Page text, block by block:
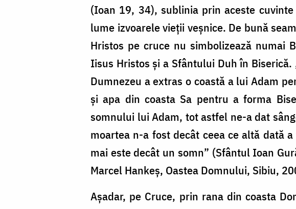
(Ioan 19, 34), sublinia prin aceste
lume izvoarele vieţii veşnice. De bună
Hristos pe cruce nu simbolizează numai
Iisus Hristos şi a Sfântului Duh în
Dumnezeu a extras o coastă a lui Adam
şi apa din coasta Sa pentru a forma
somnului lui Adam, tot astfel ne-a dat
moartea n-a fost decât ceea ce altă dată
mai este decât un somn” (Sfântul Ioan
Marcel Hankeş, Oastea Domnului, Sibiu,
Aşadar, pe Cruce, prin rana din coasta